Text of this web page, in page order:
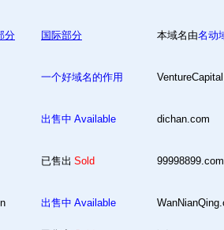
分 国际部分 本域名由名动
一个好域名的作用
出售中 Available dichan.com
已售出 Sold 99998899.com
出售中 Available